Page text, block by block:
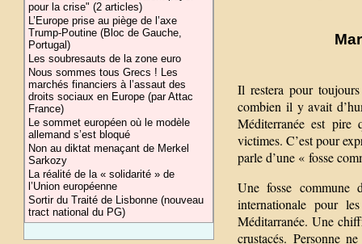
pour la crise" (2 articles)
L’Europe prise au piège de l’axe
Trump-Poutine (Bloc de Gauche,
Portugal)
Les soubresauts de la zone euro
Nous sommes tous Grecs ! Les
marchés financiers à l’assaut des
droits sociaux en Europe (par Attac
France)
Le sommet européen où le modèle
allemand s’est bloqué
Non au diktat menaçant de Merkel
Sarkozy
La réalité de la « solidarité » de
l’Union européenne
Sortir du Traité de Lisbonne (nouveau
tract national du PG)
Il restera pour
combien il y avait
Méditerranée est pire
victimes. C’est pour
parle d’une « fosse
Une fosse commune
internationale pour
Méditarranée. Une
crustacés. Personne